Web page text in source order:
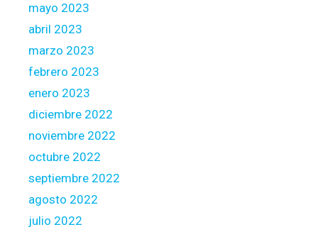
b
y
r
mayo 2023
abril 2023
marzo 2023
febrero 2023
enero 2023
diciembre 2022
noviembre 2022
octubre 2022
septiembre 2022
agosto 2022
julio 2022